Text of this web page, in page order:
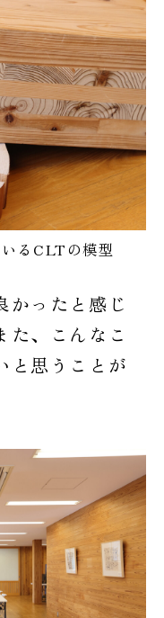
るCLTの模型
かったと感じ
た、こんなこ
と思うことが